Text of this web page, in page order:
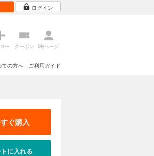
ログイン
ー クーポン Myページ
ご利用ガイド
ての方へ
ぐ購入
に入れる